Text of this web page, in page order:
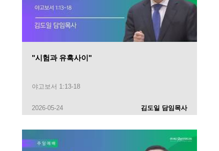
"시험과 유혹사이"
야고보서 1:13-18
2026-05-24 김도일 담임목사